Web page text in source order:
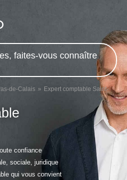
faites-vous connaître
de-Calais
Expert comptable Saint-
confiance
sociale, juridique
qui vous convient